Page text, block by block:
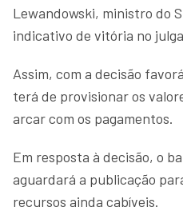
Lewandowski, ministro do
indicativo de vitória no
Assim, com a decisão
terá de provisionar os
arcar com os pagamentos.
Em resposta à decisão, o
aguardará a publicação
recursos ainda cabíveis.